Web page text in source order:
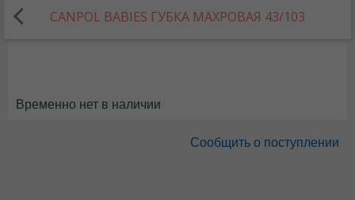
CANPOL BABIES ГУБКА МАХРОВАЯ 43/103
Временно нет в наличии
Сообщить о поступлении